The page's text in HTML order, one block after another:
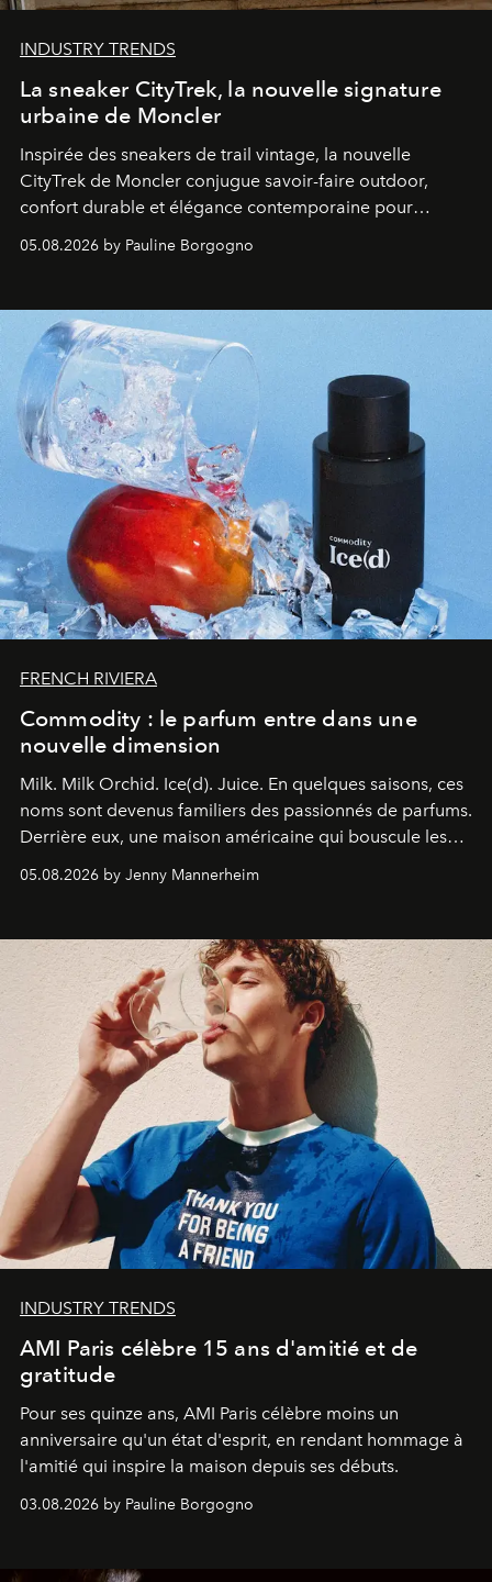
INDUSTRY TRENDS
La sneaker CityTrek, la nouvelle signature
urbaine de Moncler
Inspirée des sneakers de trail vintage, la nouvelle
CityTrek de Moncler conjugue savoir-faire outdoor,
confort durable et élégance contemporaine pour
05.08.2026 by Pauline Borgogno
FRENCH RIVIERA
Commodity : le parfum entre dans une
nouvelle dimension
Milk. Milk Orchid. Ice(d). Juice. En quelques saisons, ces
noms sont devenus familiers des passionnés de parfums.
Derrière eux, une maison américaine qui bouscule les
une approche aussi intuitive que personnelle :
05.08.2026 by Jenny Mannerheim
INDUSTRY TRENDS
AMI Paris célèbre 15 ans d'amitié et de
gratitude
Pour ses quinze ans, AMI Paris célèbre moins un
anniversaire qu'un état d'esprit, en rendant hommage à
l'amitié qui inspire la maison depuis ses débuts.
03.08.2026 by Pauline Borgogno